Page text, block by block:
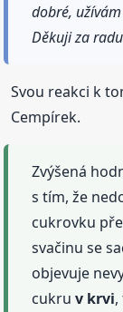
dobré,
Děkuji za
Svou reakci k
Cempírek.
Zvýšená
s tím, že
cukrovku
svačinu se
objevuje
cukruv krvi